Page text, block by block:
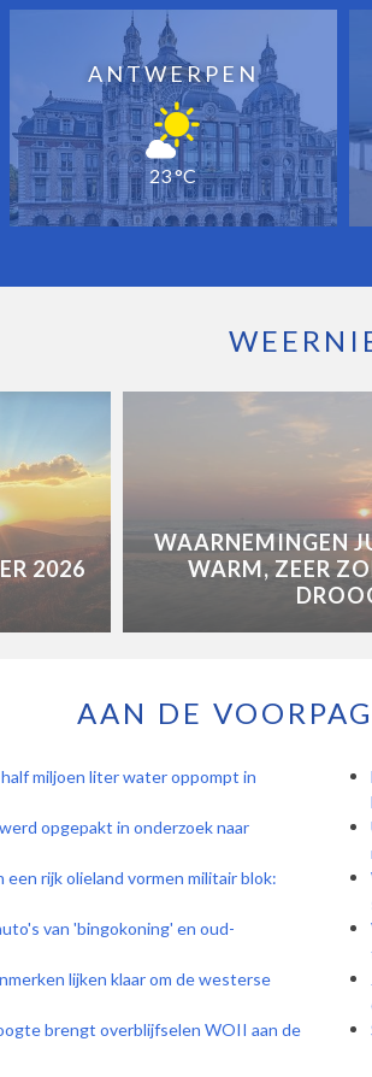
ANTWERPEN
23 °C
2026
WAARNEMINGEN
WARM, ZEER
AAN DE
miljoen liter water oppompt in
opgepakt in onderzoek naar
rijk olieland vormen militair blok:
van 'bingokoning' en oud-
lijken klaar om de westerse
brengt overblijfselen WOII aan de